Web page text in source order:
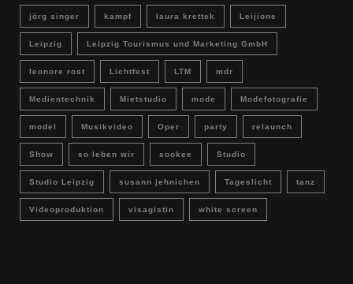
jörg singer kampf laura krettek Leijione
Leipzig Leipzig Tourismus und Marketing GmbH
leonore rost Lichtfest LTM mdr
Medientechnik Mietstudio mode Modefotografie
model Musikvideo Oper party relaunch
Show so leben wir sookee Studio
Studio Leipzig susann jehnichen Tageslicht tanz
Videoproduktion visagistin white screen